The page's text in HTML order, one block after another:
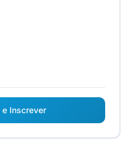
e Inscrever